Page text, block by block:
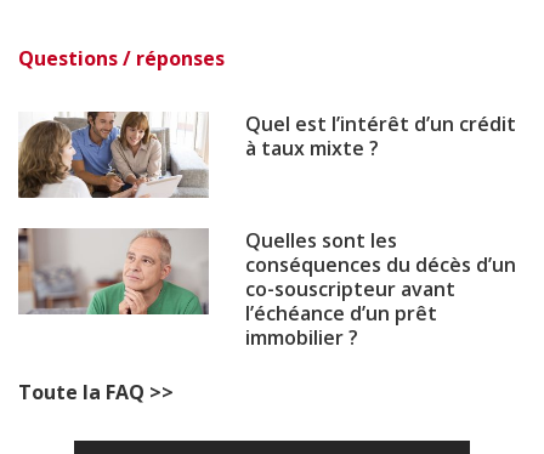
Questions / réponses
Quel est l’intérêt d’un crédit
à taux mixte ?
Quelles sont les
conséquences du décès d’un
co-souscripteur avant
l’échéance d’un prêt
immobilier ?
Toute la FAQ >>